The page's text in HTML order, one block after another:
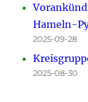
Hameln-
2025-09-28
2025-08-30